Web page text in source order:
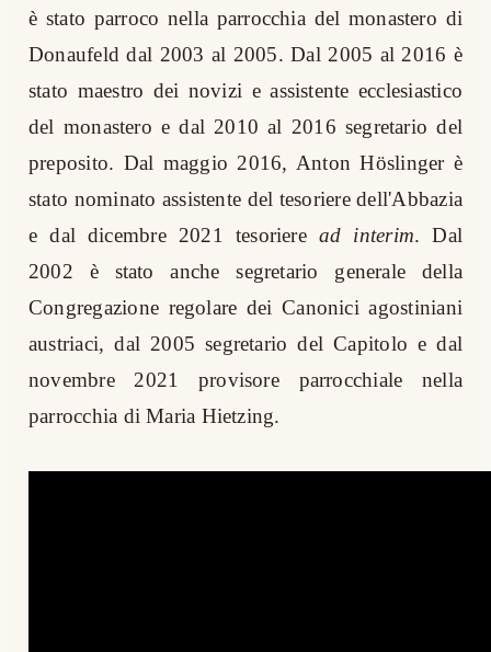
è stato parroco nella parrocchia del monastero di
Donaufeld dal 2003 al 2005. Dal 2005 al 2016 è
stato maestro dei novizi e assistente ecclesiastico
del monastero e dal 2010 al 2016 segretario del
preposito. Dal maggio 2016, Anton Höslinger è
stato nominato assistente del tesoriere dell'Abbazia
e dal dicembre 2021 tesoriere ad interim. Dal
2002 è stato anche segretario generale della
Congregazione regolare dei Canonici agostiniani
austriaci, dal 2005 segretario del Capitolo e dal
novembre 2021 provisore parrocchiale nella
parrocchia di Maria Hietzing.